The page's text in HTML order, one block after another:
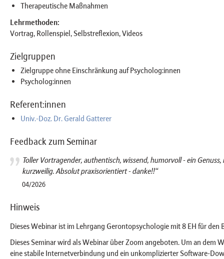
Therapeutische Maßnahmen
Lehrmethoden:
Vortrag, Rollenspiel, Selbstreflexion, Videos
Zielgruppen
Zielgruppe ohne Einschränkung auf Psycholog:innen
Psycholog:innen
Referent:innen
Univ.-Doz. Dr. Gerald Gatterer
Feedback zum Seminar
Toller Vortragender, authentisch, wissend, humorvoll - ein
kurzweilig. Absolut praxisorientiert - danke!!“
04/2026
Hinweis
Dieses Webinar ist im Lehrgang Gerontopsychologie mit 8 EH für den
Dieses Seminar wird als Webinar über Zoom angeboten. Um an dem
eine stabile Internetverbindung und ein unkomplizierter Software-